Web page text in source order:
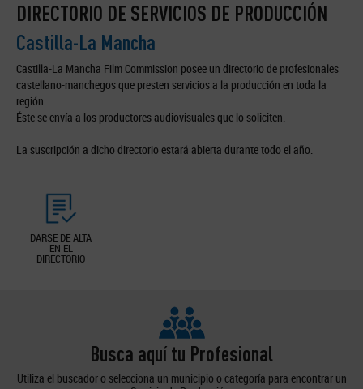
DIRECTORIO DE SERVICIOS DE PRODUCCIÓN
Castilla-La Mancha
Castilla-La Mancha Film Commission posee un directorio de profesionales
castellano-manchegos que presten servicios a la producción en toda la
región.
Éste se envía a los productores audiovisuales que lo soliciten.
La suscripción a dicho directorio estará abierta durante todo el año.
DARSE DE ALTA
EN EL
DIRECTORIO
Busca aquí tu Profesional
Utiliza el buscador o selecciona un municipio o categoría para encontrar un